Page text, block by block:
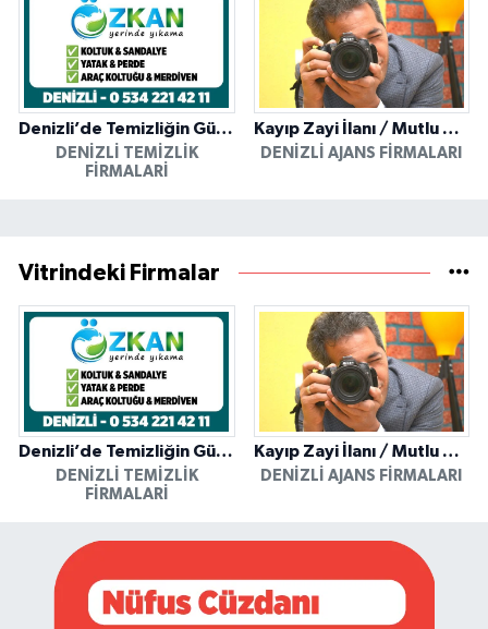
Denizli’de Temizliğin Güvenilir Adresi: Özkan Yerinde Yıkama
DENIZLI TEMIZLIK
FIRMALARI
Kayıp Zayi İlanı / Mutlu Ajans / Denizli
DENIZLI AJANS FIRMALARI
Vitrindeki Firmalar
Denizli’de Temizliğin Güvenilir Adresi: Özkan Yerinde Yıkama
DENIZLI TEMIZLIK
FIRMALARI
Kayıp Zayi İlanı / Mutlu Ajans / Denizli
DENIZLI AJANS FIRMALARI